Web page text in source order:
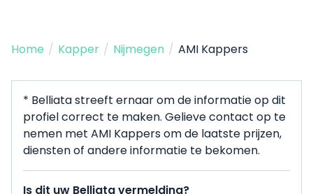
Home / Kapper / Nijmegen / AMI Kappers
* Belliata streeft ernaar om de informatie op dit
profiel correct te maken. Gelieve contact op te
nemen met AMI Kappers om de laatste prijzen,
diensten of andere informatie te bekomen.
Is dit uw Belliata vermelding?